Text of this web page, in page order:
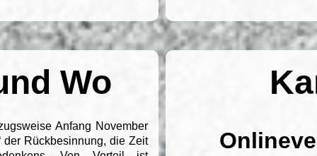
Wo
Anfang November
der Rückbesinnung, die Zeit